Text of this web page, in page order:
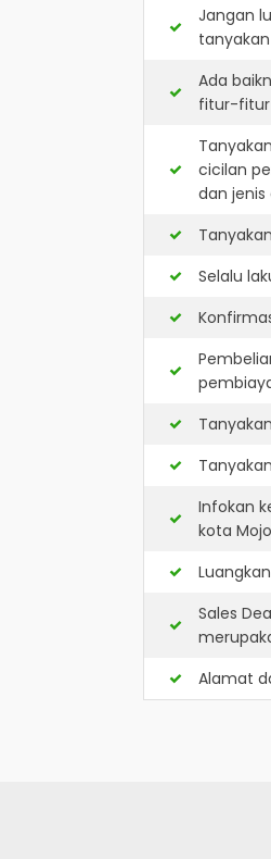
Jangan
Ada
fitur-fitur
cicilan
dan jenis
Selalu
Infokan
kota
Sales
Alamat